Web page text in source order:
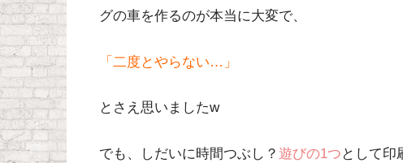
グの車を作るのが本当に大変で、
「二度とやらない…」
とさえ思いましたw
でも、しだいに時間つぶし？ 遊びの1つ として印